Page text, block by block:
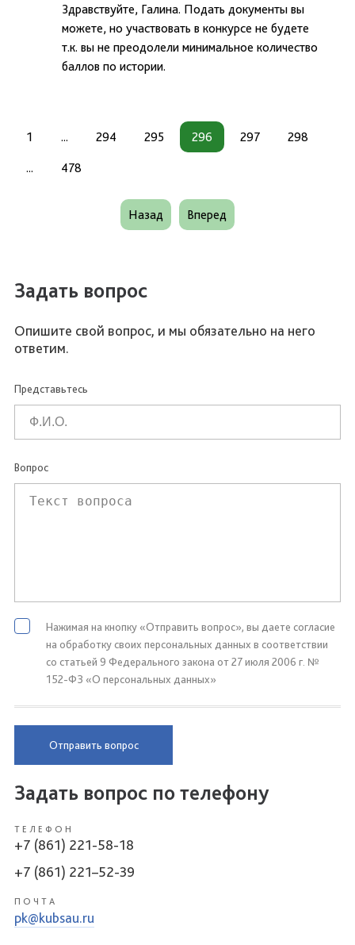
Здравствуйте, Галина. Подать документы вы
можете, но участвовать в конкурсе не будете
т.к. вы не преодолели минимальное количество
баллов по истории.
1 ... 294 295 296 297 298
... 478
Назад Вперед
Задать вопрос
Опишите свой вопрос, и мы обязательно на него
ответим.
Представьтесь
Вопрос
Нажимая на кнопку «Отправить вопрос», вы даете согласие
на обработку своих персональных данных в соответствии
со статьей 9 Федерального закона от 27 июля 2006 г. №
152-ФЗ «О персональных данных»
Отправить вопрос
Задать вопрос по телефону
ТЕЛЕФОН
+7 (861) 221-58-18
+7 (861) 221–52-39
ПОЧТА
pk@kubsau.ru